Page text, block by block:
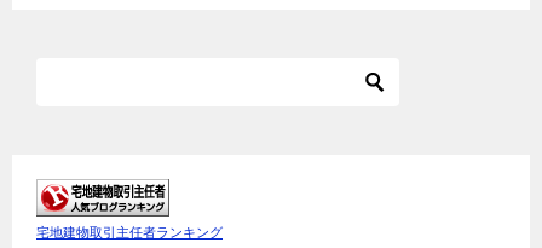
宅地建物取引主任者ランキング